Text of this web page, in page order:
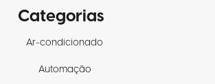
Categorias
Ar-condicionado
Automação